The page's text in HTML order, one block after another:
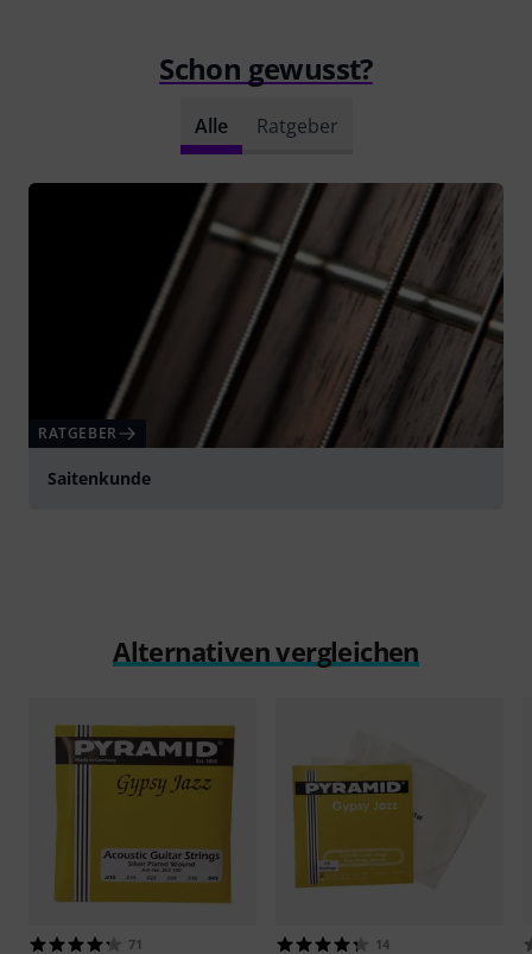
Schon gewusst?
Alle Ratgeber
RATGEBER
Saitenkunde
Alternativen vergleichen
71 14